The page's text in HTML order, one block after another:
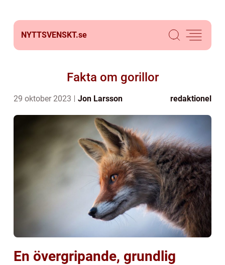
NYTTSVENSKT.se
Fakta om gorillor
29 oktober 2023 Jon Larsson redaktionel
En övergripande, grundlig